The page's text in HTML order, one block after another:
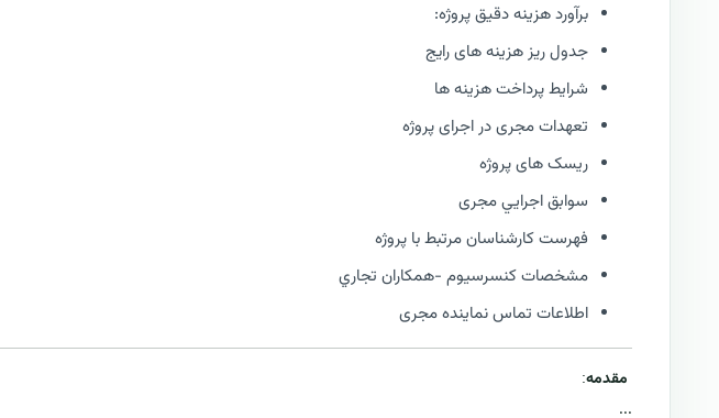
برآورد هزینه دقیق پروژه:
جدول ریز هزینه های رایج
شرایط پرداخت هزینه ها
تعهدات مجری در اجرای پروژه
ریسک های پروژه
سوابق اجرايي مجری
فهرست كارشناسان مرتبط با پروژه
مشخصات كنسرسيوم -همكاران تجاري
اطلاعات تماس نماینده مجری
مقدمه:
...